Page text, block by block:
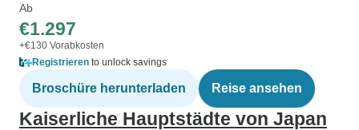
Ab
€1.297
+€130 Vorabkosten
Registrieren to unlock savings
Broschüre herunterladen Reise ansehen
Kaiserliche Hauptstädte von Japan